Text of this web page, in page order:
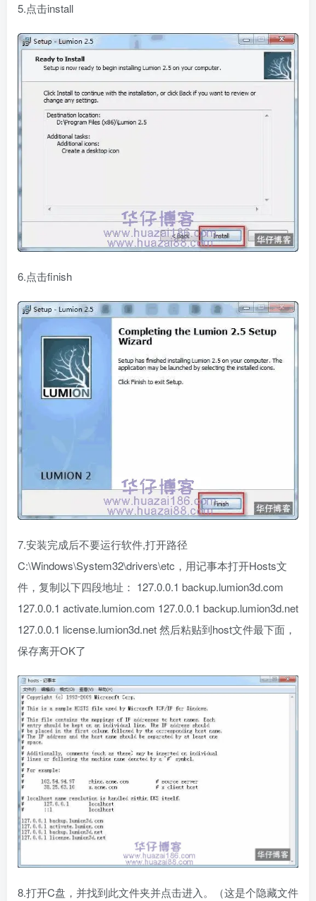
5.点击install
6.点击finish
7.安装完成后不要运行软件,打开路径
C:\Windows\System32\drivers\etc，用记事本打开Hosts文
件，复制以下四段地址： 127.0.0.1 backup.lumion3d.com
127.0.0.1 activate.lumion.com 127.0.0.1 backup.lumion3d.net
127.0.0.1 license.lumion3d.net 然后粘贴到host文件最下面，
保存离开OK了
8.打开C盘，并找到此文件夹并点击进入。（这是个隐藏文件